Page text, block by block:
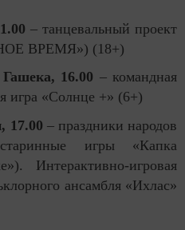
– танцевальный проект
ВРЕМЯ») (18+)
16.00 – командная
игра «Солнце +» (6+)
17.00 – праздники народов
игры «Капка
Интерактивно-игровая
ансамбля «Ихлас»